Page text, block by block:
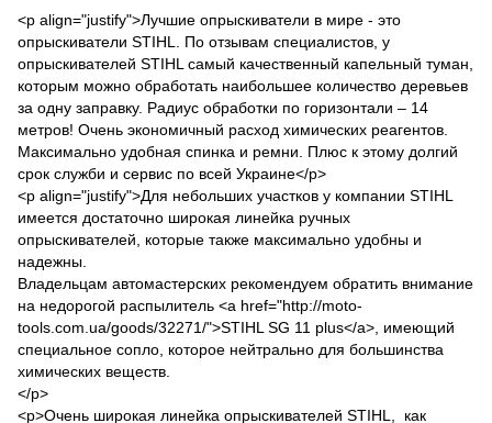
<p align="justify">Лучшие опрыскиватели в мире - это
опрыскиватели STIHL. По отзывам специалистов, у
опрыскивателей STIHL самый качественный капельный туман,
которым можно обработать наибольшее количество деревьев
за одну заправку. Радиус обработки по горизонтали – 14
метров! Очень экономичный расход химических реагентов.
Максимально удобная спинка и ремни. Плюс к этому долгий
срок служби и сервис по всей Украине</p>
<p align="justify">Для небольших участков у компании STIHL
имеется достаточно широкая линейка ручных
опрыскивателей, которые также максимально удобны и
надежны.
Владельцам автомастерских рекомендуем обратить внимание
на недорогой распылитель <a href="http://moto-
tools.com.ua/goods/32271/">STIHL SG 11 plus</a>, имеющий
специальное сопло, которое нейтрально для большинства
химических веществ.
</p>
<p>Очень широкая линейка опрыскивателей STIHL, как